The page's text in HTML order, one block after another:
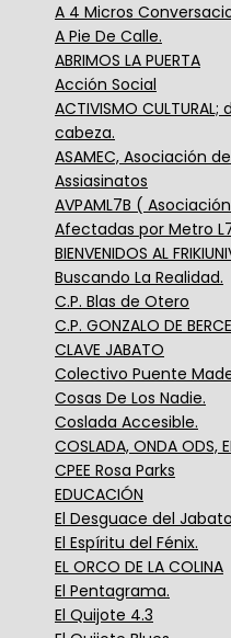
A 4 Micros
A Pie De Calle.
ABRIMOS LA PUERTA
Acción Social
ACTIVISMO
cabeza.
ASAMEC, Asociación
Assiasinatos
AVPAML7B (
Afectadas por Metro
BIENVENIDOS AL
Buscando La Realidad.
C.P. Blas de Otero
C.P. GONZALO DE
CLAVE JABATO
Colectivo Puente
Cosas De Los Nadie.
Coslada Accesible.
COSLADA, ONDA ODS,
CPEE Rosa Parks
EDUCACIÓN
El Desguace del
El Espíritu del Fénix.
EL ORCO DE LA COLINA
El Pentagrama.
El Quijote 4.3